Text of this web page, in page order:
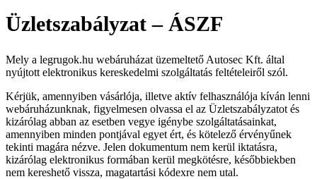
Üzletszabályzat – ÁSZF
Mely a legrugok.hu webáruházat üzemeltető Autosec Kft. által
nyújtott elektronikus kereskedelmi szolgáltatás feltételeiről szól.
Kérjük, amennyiben vásárlója, illetve aktív felhasználója kíván lenni
webáruházunknak, figyelmesen olvassa el az Üzletszabályzatot és
kizárólag abban az esetben vegye igénybe szolgáltatásainkat,
amennyiben minden pontjával egyet ért, és kötelező érvényűnek
tekinti magára nézve. Jelen dokumentum nem kerül iktatásra,
kizárólag elektronikus formában kerül megkötésre, későbbiekben
nem kereshető vissza, magatartási kódexre nem utal.